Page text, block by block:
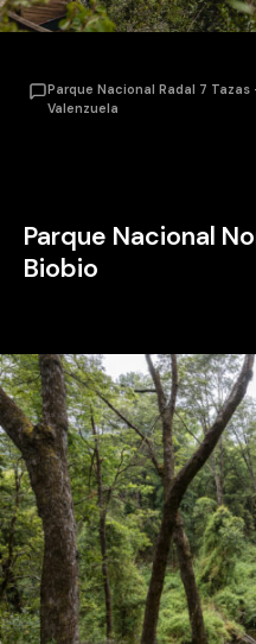
Parque Nacional Radal 7
Valenzuela
Parque Nacional
Biobio